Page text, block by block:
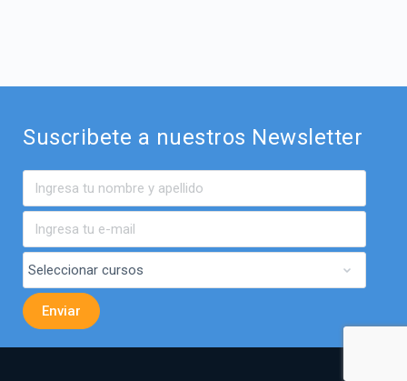
Suscribete a nuestros Newsletter